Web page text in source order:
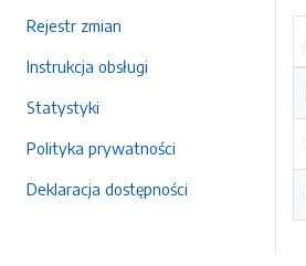
Rejestr zmian
Instrukcja obsługi
Statystyki
Polityka prywatności
Deklaracja dostępności